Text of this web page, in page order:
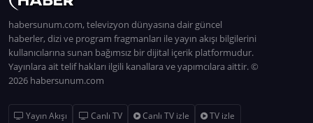
habersunum.com, televizyon dünyasına dair güncel
haberler, dizi ve program fragmanları ile yayın akışı bilgilerini
kullanıcılarına sunan bağımsız bir dijital içerik platformudur.
Yayınlara ait telif hakları ilgili kanallara ve yapımcılara aittir. ©
2026 habersunum.com
Yayın Akışı Canlı TV Canlı TV izle
TV izle